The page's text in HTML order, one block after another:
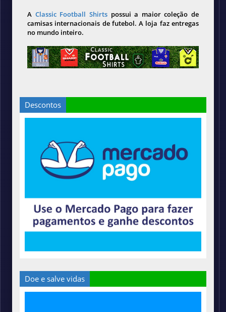
A Classic Football Shirts possui a maior coleção de
camisas internacionais de futebol. A loja faz entregas
no mundo inteiro.
Descontos
Doe e salve vidas